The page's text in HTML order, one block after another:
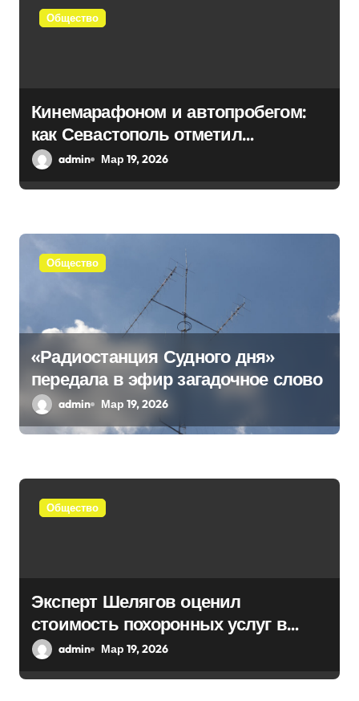
п
и
с
я
Общество
Кинемарафоном и автопробегом:
как Севастополь отметил
воссоединение с Россией
admin Мар 19, 2026
Общество
«Радиостанция Судного дня»
передала в эфир загадочное слово
admin Мар 19, 2026
Общество
Эксперт Шелягов оценил
стоимость похоронных услуг в
России
admin Мар 19, 2026